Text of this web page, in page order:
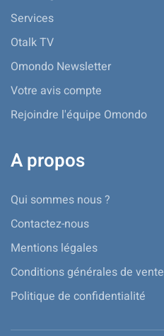
Services
Otalk TV
Omondo Newsletter
Votre avis compte
Rejoindre l'équipe Omondo
A propos
Qui sommes nous ?
Contactez-nous
Mentions légales
Conditions générales de vente
Politique de confidentialité